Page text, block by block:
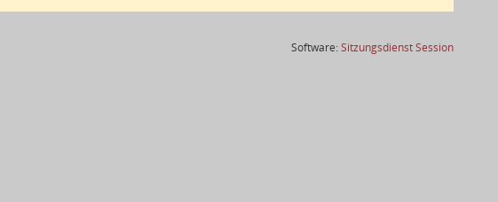
Software:SitzungsdienstSession(Wird in